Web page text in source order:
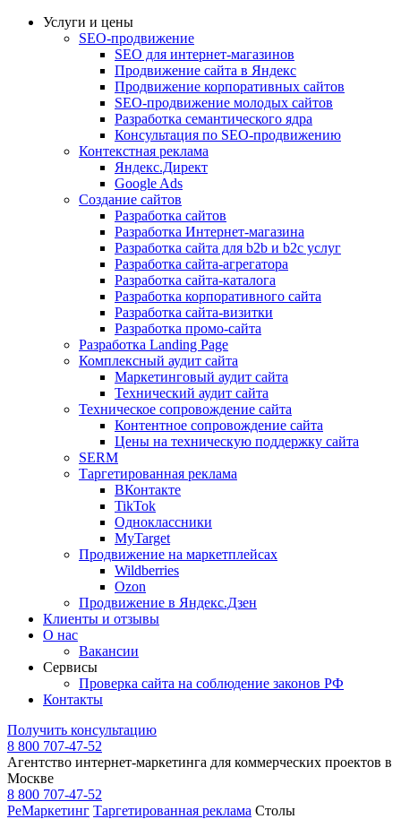
Услуги и цены
SEO-продвижение
SEO для интернет-магазинов
Продвижение сайта в Яндекс
Продвижение корпоративных сайтов
SEO-продвижение молодых сайтов
Разработка семантического ядра
Консультация по SEO-продвижению
Контекстная реклама
Яндекс.Директ
Google Ads
Создание сайтов
Разработка сайтов
Разработка Интернет-магазина
Разработка сайта для b2b и b2c услуг
Разработка сайта-агрегатора
Разработка сайта-каталога
Разработка корпоративного сайта
Разработка сайта-визитки
Разработка промо-сайта
Разработка Landing Page
Комплексный аудит сайта
Маркетинговый аудит сайта
Технический аудит сайта
Техническое сопровождение сайта
Контентное сопровождение сайта
Цены на техническую поддержку сайта
SERM
Таргетированная реклама
ВКонтакте
TikTok
Одноклассники
MyTarget
Продвижение на маркетплейсах
Wildberries
Ozon
Продвижение в Яндекс.Дзен
Клиенты и отзывы
О нас
Вакансии
Сервисы
Проверка сайта на соблюдение законов РФ
Контакты
Получить консультацию
8 800 707-47-52
Агентство интернет-маркетинга для коммерческих проектов в
Москве
8 800 707-47-52
РеМаркетинг Таргетированная реклама Столы